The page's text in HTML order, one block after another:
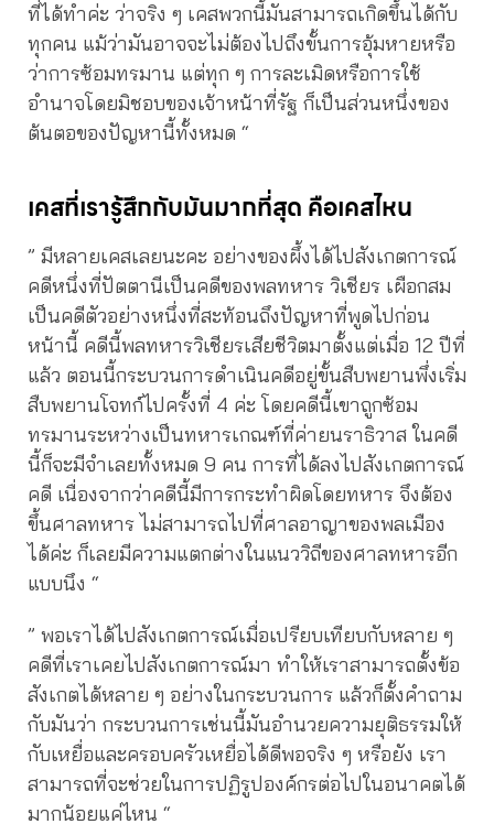
ที่ได้ทำค่ะ ว่าจริง ๆ เคสพวกนี้มันสามารถเกิดขึ้นได้กับ
ทุกคน แม้ว่ามันอาจจะไม่ต้องไปถึงขั้นการอุ้มหายหรือ
ว่าการซ้อมทรมาน แต่ทุก ๆ การละเมิดหรือการใช้
อำนาจโดยมิชอบของเจ้าหน้าที่รัฐ ก็เป็นส่วนหนึ่งของ
ต้นตอของปัญหานี้ทั้งหมด “
เคสที่เรารู้สึกกับมันมากที่สุด คือเคสไหน
” มีหลายเคสเลยนะคะ อย่างของผึ้งได้ไปสังเกตการณ์
คดีหนึ่งที่ปัตตานีเป็นคดีของพลทหาร วิเชียร เผือกสม
เป็นคดีตัวอย่างหนึ่งที่สะท้อนถึงปัญหาที่พูดไปก่อน
หน้านี้ คดีนี้พลทหารวิเชียรเสียชีวิตมาตั้งแต่เมื่อ 12 ปีที่
แล้ว ตอนนี้กระบวนการดำเนินคดีอยู่ขั้นสืบพยานพึ่งเริ่ม
สืบพยานโจทก์ไปครั้งที่ 4 ค่ะ โดยคดีนี้เขาถูกซ้อม
ทรมานระหว่างเป็นทหารเกณฑ์ที่ค่ายนราธิวาส ในคดี
นี้ก็จะมีจำเลยทั้งหมด 9 คน การที่ได้ลงไปสังเกตการณ์
คดี เนื่องจากว่าคดีนี้มีการกระทำผิดโดยทหาร จึงต้อง
ขึ้นศาลทหาร ไม่สามารถไปที่ศาลอาญาของพลเมือง
ได้ค่ะ ก็เลยมีความแตกต่างในแนววิถีของศาลทหารอีก
แบบนึง “
” พอเราได้ไปสังเกตการณ์เมื่อเปรียบเทียบกับหลาย ๆ
คดีที่เราเคยไปสังเกตการณ์มา ทำให้เราสามารถตั้งข้อ
สังเกตได้หลาย ๆ อย่างในกระบวนการ แล้วก็ตั้งคำถาม
กับมันว่า กระบวนการเช่นนี้มันอำนวยความยุติธรรมให้
กับเหยื่อและครอบครัวเหยื่อได้ดีพอจริง ๆ หรือยัง เรา
สามารถที่จะช่วยในการปฏิรูปองค์กรต่อไปในอนาคตได้
มากน้อยแค่ไหน “